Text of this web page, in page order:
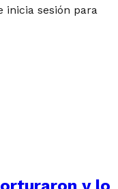
inicia sesión para